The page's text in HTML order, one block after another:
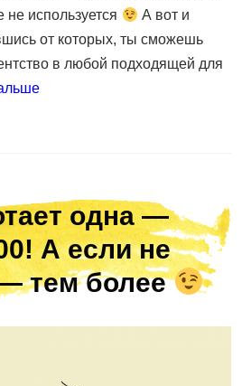
не используется
А вот и
от которых, ты сможешь
в любой подходящей для
одна —
А если не
тем более